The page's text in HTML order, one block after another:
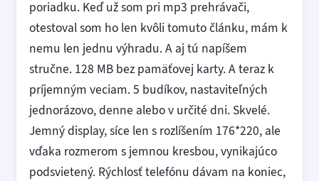
poriadku. Keď už som pri mp3 prehrávači,
otestoval som ho len kvôli tomuto článku, mám k
nemu len jednu výhradu. A aj tú napíšem
stručne. 128 MB bez pamäťovej karty. A teraz k
príjemným veciam. 5 budíkov, nastaviteľných
jednorázovo, denne alebo v určité dni. Skvelé.
Jemný display, síce len s rozlíšením 176*220, ale
vďaka rozmerom s jemnou kresbou, vynikajúco
podsvietený. Rýchlosť telefónu dávam na koniec,